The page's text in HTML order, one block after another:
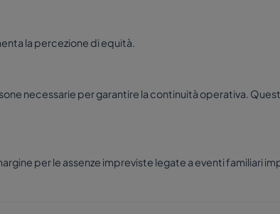
la percezione di equità.
necessarie per garantire la continuità operativa.
per le assenze impreviste legate a eventi familiari